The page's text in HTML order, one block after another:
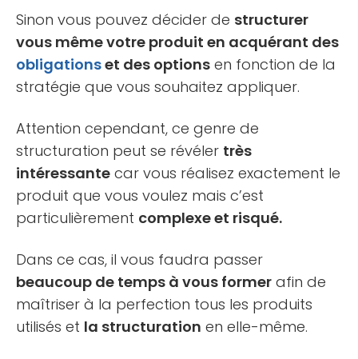
Sinon vous pouvez décider de structurer
vous même votre produit en acquérant des
obligationset des options en fonction de la
stratégie que vous souhaitez appliquer.
Attention cependant, ce genre de
structuration peut se révéler très
intéressante car vous réalisez exactement le
produit que vous voulez mais c’est
particulièrement complexe et risqué.
Dans ce cas, il vous faudra passer
beaucoup de temps à vous former afin de
maîtriser à la perfection tous les produits
utilisés et la structuration en elle-même.